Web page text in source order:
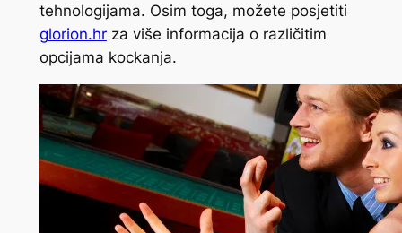
tehnologijama. Osim toga, možete posjetiti
glorion.hrza više informacija o različitim
opcijama kockanja.